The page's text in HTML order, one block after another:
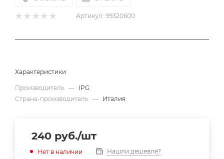
Артикул: 99320600
Характеристики
Производитель — IPG
Страна-производитель — Италия
240 руб./шт
Нет в наличии Нашли дешевле?